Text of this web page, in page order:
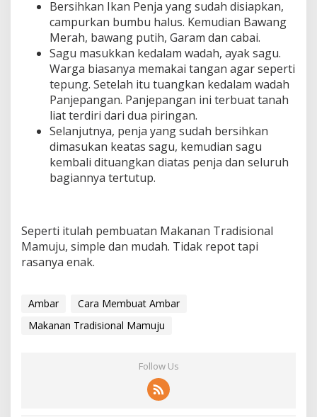
Bersihkan Ikan Penja yang sudah disiapkan,
campurkan bumbu halus. Kemudian Bawang
Merah, bawang putih, Garam dan cabai.
Sagu masukkan kedalam wadah, ayak sagu.
Warga biasanya memakai tangan agar seperti
tepung. Setelah itu tuangkan kedalam wadah
Panjepangan. Panjepangan ini terbuat tanah
liat terdiri dari dua piringan.
Selanjutnya, penja yang sudah bersihkan
dimasukan keatas sagu, kemudian sagu
kembali dituangkan diatas penja dan seluruh
bagiannya tertutup.
Seperti itulah pembuatan Makanan Tradisional
Mamuju, simple dan mudah. Tidak repot tapi
rasanya enak.
Ambar
Cara Membuat Ambar
Makanan Tradisional Mamuju
Follow Us